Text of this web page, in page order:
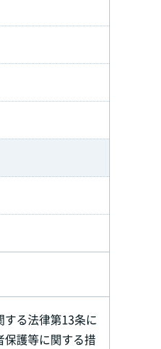
する法律第13条に
保護等に関する措